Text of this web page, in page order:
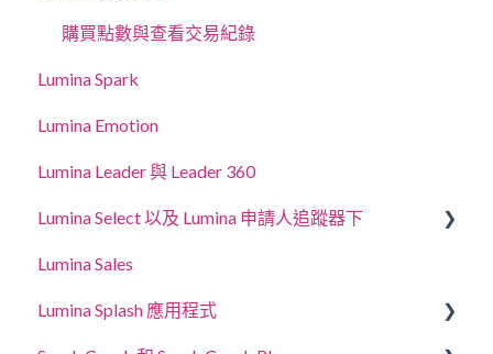
授權使用
購買點數與查看交易紀錄
Lumina Spark
Lumina Emotion
Lumina Leader 與 Leader 360
Lumina Select 以及 Lumina 申請人追蹤器下
應徵者追蹤系統
Lumina Select 說明指南
Lumina Sales
Lumina Splash 應用程式